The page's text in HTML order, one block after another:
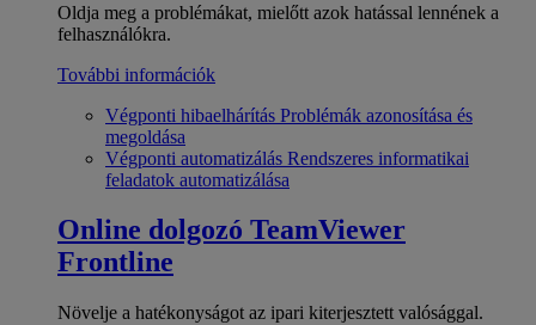
Oldja meg a problémákat, mielőtt azok hatással lennének a
felhasználókra.
További információk
Végponti hibaelhárítás Problémák azonosítása és
megoldása
Végponti automatizálás Rendszeres informatikai
feladatok automatizálása
Online dolgozó TeamViewer
Frontline
Növelje a hatékonyságot az ipari kiterjesztett valósággal.